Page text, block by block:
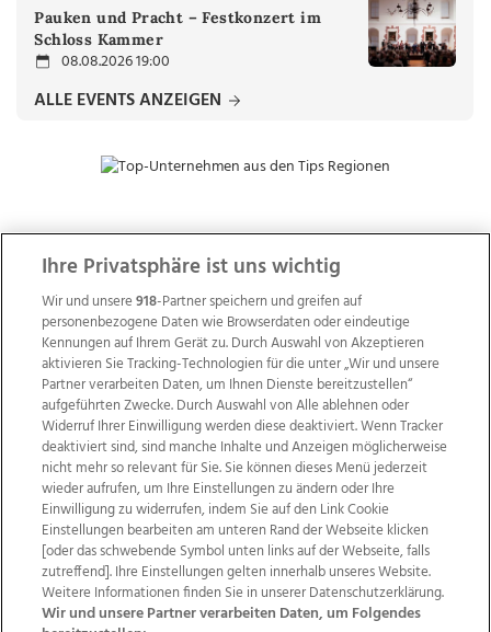
Pauken und Pracht – Festkonzert im
Schloss Kammer
08.08.2026 19:00
ALLE EVENTS ANZEIGEN
ZUR NACHRICHTENÜBERSICHT
Wir über uns Mediadaten Kontakt
Jobs
Datenschutz
Impressum
AGB Anzeigekunden
AGB Website
Ehrenkodex Politische Werbung
Ihre Privatsphäre ist uns wichtig
Wir und unsere918-Partner speichern und greifen auf
personenbezogene Daten wie Browserdaten oder eindeutige
Kennungen auf Ihrem Gerät zu. Durch Auswahl von Akzeptieren
aktivieren Sie Tracking-Technologien für die unter „Wir und unsere
Partner verarbeiten Daten, um Ihnen Dienste bereitzustellen“
aufgeführten Zwecke. Durch Auswahl von Alle ablehnen oder
Widerruf Ihrer Einwilligung werden diese deaktiviert. Wenn Tracker
deaktiviert sind, sind manche Inhalte und Anzeigen möglicherweise
nicht mehr so relevant für Sie. Sie können dieses Menü jederzeit
wieder aufrufen, um Ihre Einstellungen zu ändern oder Ihre
Einwilligung zu widerrufen, indem Sie auf den Link Cookie
Einstellungen bearbeiten am unteren Rand der Webseite klicken
[oder das schwebende Symbol unten links auf der Webseite, falls
zutreffend]. Ihre Einstellungen gelten innerhalb unseres Website.
Weitere Informationen finden Sie in unserer Datenschutzerklärung.
Wir und unsere Partner verarbeiten Daten, um Folgendes